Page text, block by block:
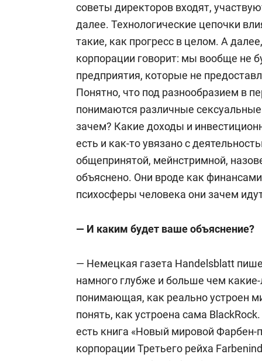
советы директоров входят,
далее. Технологические цепочки
такие, как прогресс в целом. А
корпорации говорит: мы вообще не
предприятия, которые не
Понятно, что под разнообразием в
понимаются различные
зачем? Какие доходы и
есть и как-то увязано с
общепринятой, мейнстримной,
объяснено. Они вроде как
психосферы человека они зачем
— И каким будет ваше объяснение?
— Немецкая газета Handelsblatt
намного глубже и больше чем
понимающая, как реально устроен
понять, как устроена сама
есть книга «Новый мировой Фарбен-
корпорации Третьего рейха